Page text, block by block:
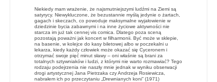
Niekiedy mam wrażenie, że najsmutniejszymi ludźmi na Ziemi są
satyrycy. Niewykluczone, że bezustannie myślą jedynie o żartach,
gagach i skeczach, co powoduje maksymalne wyjałowienie w
dziedzinie bycia zabawnymi i na inne życiowe aktywności nie
starcza im już tak cennej vis comica. Dlatego poza sceną
pozostają poważni jak koncert w filharmonii. Być może w sklepie,
na basenie, w kolejce do kasy biletowej albo w poczekalni u
lekarza, kiedy każdy człowiek może okazać się Cyceronem i
otrzymać swoje pięć minut sławy – oni właśnie są brani za
totalnych sztywniaków i ludzi, z którymi nie warto rozmawiać? Tego
rodzaju podejrzenia nie naszły mnie jednak w wyniku obserwacji
drogi artystycznej Jana Pietrzaka czy Andrzeja Rosiewicza,
nabrałem ich po przeczytaniu „Drewnianych koni” (1971)